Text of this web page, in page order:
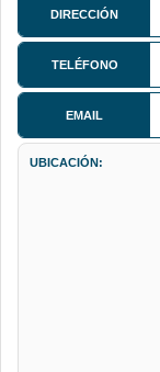
DIRECCIÓN
TELÉFONO
EMAIL
UBICACIÓN: